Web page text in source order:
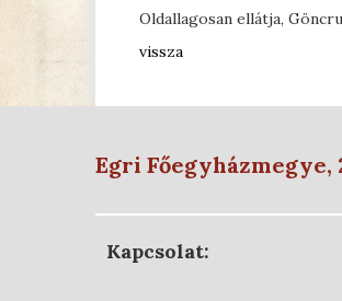
Oldallagosan ellátja,
vissza
Egri Főegyházmegye,
Kapcsolat: